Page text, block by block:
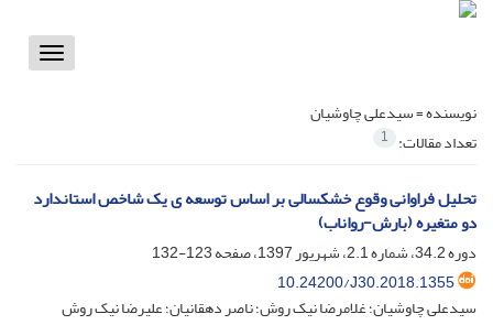
Toggle
نویسنده =سیدعلی چاوشیان
تعداد مقالات: 1
تحلیل فراوانی وقوع خشکسالی بر اساس توسعه ی یک شاخص استاندارد
دو متغیره (بارش-رواناب)
دوره 34.2، شماره 2.1، شهریور 1397، صفحه
123-132
10.24200/J30.2018.1355
سیدعلی چاوشیان؛ غلامرضا نیک روش؛ ناصر دهقانیان؛ علیرضا نیک روش